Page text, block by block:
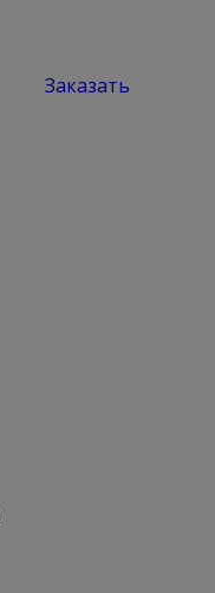
Заказать